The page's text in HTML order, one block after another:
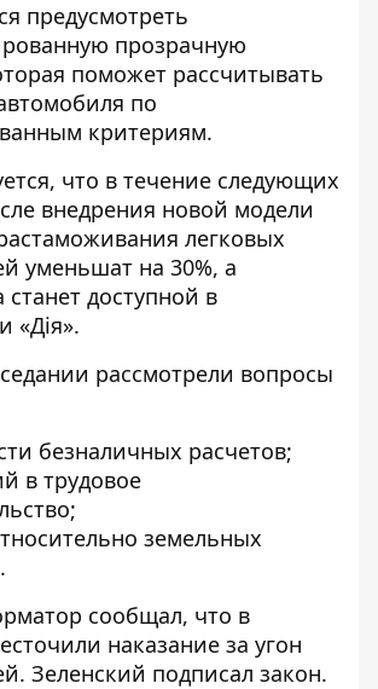
предусмотреть
прозрачную
поможет рассчитывать
по
критериям.
что в течение следующих
внедрения новой модели
легковых
уменьшат на 30%, а
доступной в
«Дія».
рассмотрели вопросы
безналичных расчетов;
в трудовое
земельных
сообщал, что в
наказание за угон
. Зеленский подписал закон.